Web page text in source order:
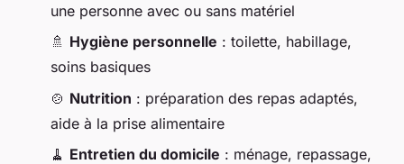
une personne avec ou sans matériel
🚿 Hygiène personnelle : toilette, habillage,
soins basiques
🍲 Nutrition : préparation des repas adaptés,
aide à la prise alimentaire
🧹 Entretien du domicile : ménage, repassage,